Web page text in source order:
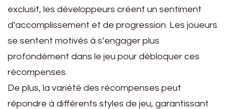
exclusif, les développeurs créent un sentiment
d’accomplissement et de progression. Les joueurs
se sentent motivés à s’engager plus
profondément dans le jeu pour débloquer ces
récompenses.
De plus, la variété des récompenses peut
répondre à différents styles de jeu, garantissant